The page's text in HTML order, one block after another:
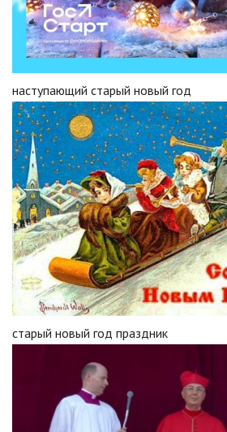
наступающий старый новый год
старый новый год праздник